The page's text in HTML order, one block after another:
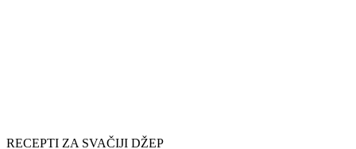
RECEPTI ZA SVAČIJI DŽEP